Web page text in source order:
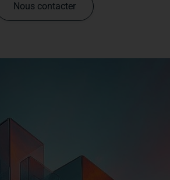
Nous contacter